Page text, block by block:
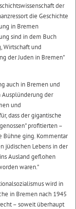
der
die Geschichte
in Bremen
sind in dem Buch
Wirtschaft und
der Juden in Bremen"
auch in Bremen und
der
und
dass der gigantische
profitierten –
Bühne ging. Kommentar
jüdischen Lebens in der
Ausland geflohen
waren."
wird in
in Bremen nach 1945
– soweit überhaupt